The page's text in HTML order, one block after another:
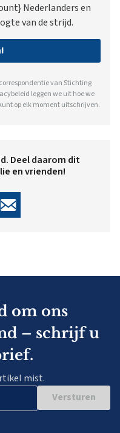
Nederlanders en
van de strijd.
van Stichting
leggen we uit hoe we
op elk moment uitschrijven.
Deel daarom dit
en vrienden!
om ons
– schrijf u
mist.
Versturen